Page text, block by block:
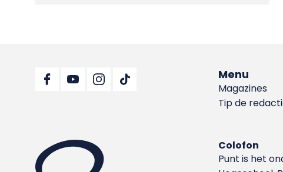
Menu
Magazines
Tip de
Colofon
Punt is het